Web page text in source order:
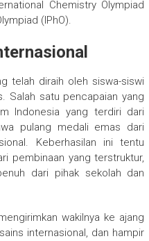
Chemistry Olympiad
(IPhO).
telah diraih oleh siswa-siswi
Salah satu pencapaian yang
Indonesia yang terdiri dari
pulang medali emas dari
Keberhasilan ini tentu
pembinaan yang terstruktur,
dari pihak sekolah dan
wakilnya ke ajang
internasional, dan hampir